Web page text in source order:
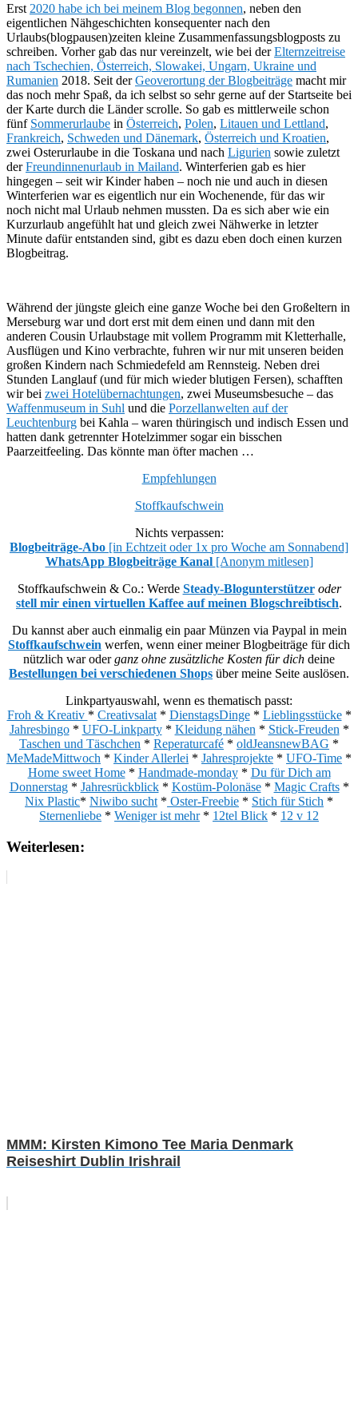
Erst 2020 habe ich bei meinem Blog begonnen, neben den
eigentlichen Nähgeschichten konsequenter nach den
Urlaubs(blogpausen)zeiten kleine Zusammenfassungsblogposts zu
schreiben. Vorher gab das nur vereinzelt, wie bei derElternzeitreise
nach Tschechien, Österreich, Slowakei, Ungarn, Ukraine und
Rumanien 2018. Seit derGeoverortung der Blogbeiträge macht mir
das noch mehr Spaß, da ich selbst so sehr gerne auf der Startseite bei
der Karte durch die Länder scrolle. So gab es mittlerweile schon
fünf Sommerurlaube in Österreich, Polen, Litauen und Lettland,
Frankreich, Schweden und Dänemark, Österreich und Kroatien,
zwei Osterurlaube in die Toskana und nach Ligurien sowie zuletzt
derFreundinnenurlaub in Mailand. Winterferien gab es hier
hingegen – seit wir Kinder haben – noch nie und auch in diesen
Winterferien war es eigentlich nur ein Wochenende, für das wir
noch nicht mal Urlaub nehmen mussten. Da es sich aber wie ein
Kurzurlaub angefühlt hat und gleich zwei Nähwerke in letzter
Minute dafür entstanden sind, gibt es dazu eben doch einen kurzen
Blogbeitrag.
Während der jüngste gleich eine ganze Woche bei den Großeltern in
Merseburg war und dort erst mit dem einen und dann mit den
anderen Cousin Urlaubstage mit vollem Programm mit Kletterhalle,
Ausflügen und Kino verbrachte, fuhren wir nur mit unseren beiden
großen Kindern nach Schmiedefeld am Rennsteig. Neben drei
Stunden Langlauf (und für mich wieder blutigen Fersen), schafften
wir bei zwei Hotelübernachtungen, zwei Museumsbesuche – das
Waffenmuseum in Suhl und die Porzellanwelten auf der
Leuchtenburg bei Kahla – waren thüringisch und indisch Essen und
hatten dank getrennter Hotelzimmer sogar ein bisschen
Paarzeitfeeling. Das könnte man öfter machen …
Empfehlungen
Stoffkaufschwein
Nichts verpassen:
Blogbeiträge-Abo [in Echtzeit oder 1x pro Woche am Sonnabend]
WhatsApp Blogbeiträge Kanal [Anonym mitlesen]
Stoffkaufschwein & Co.: Werde Steady-Blogunterstützer oder
stell mir einen virtuellen Kaffee auf meinen Blogschreibtisch.
Du kannst aber auch einmalig ein paar Münzen via Paypal in mein
Stoffkaufschwein werfen, wenn einer meiner Blogbeiträge für dich
nützlich war oderganz ohne zusätzliche Kosten für dich deine
Bestellungen bei verschiedenen Shops über meine Seite auslösen.
Linkpartyauswahl, wenn es thematisch passt:
Froh & Kreativ * Creativsalat* DienstagsDinge* Lieblingsstücke*
Jahresbingo* UFO-Linkparty* Kleidung nähen * Stick-Freuden *
Taschen und Täschchen * Reperaturcafé * oldJeansnewBAG *
MeMadeMittwoch * Kinder Allerlei * Jahresprojekte * UFO-Time *
Home sweet Home* Handmade-monday* Du für Dich am
Donnerstag* Jahresrückblick* Kostüm-Polonäse* Magic Crafts*
Nix Plastic* Niwibo sucht * Oster-Freebie * Stich für Stich *
Sternenliebe * Weniger ist mehr* 12tel Blick * 12 v 12
Weiterlesen:
MMM: Kirsten Kimono Tee Maria Denmark
Reiseshirt Dublin Irishrail